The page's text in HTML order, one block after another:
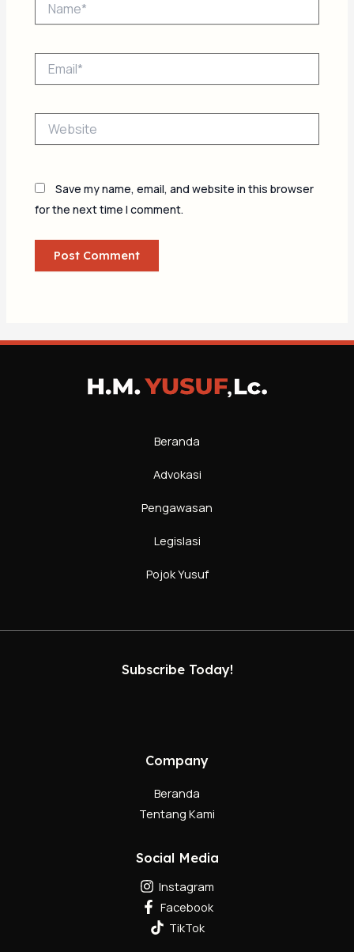
Save my name, email, and website in this browser
for the next time I comment.
Beranda
Advokasi
Pengawasan
Legislasi
Pojok Yusuf
Subscribe Today!
Company
Beranda
Tentang Kami
Social Media
Instagram
Facebook
TikTok